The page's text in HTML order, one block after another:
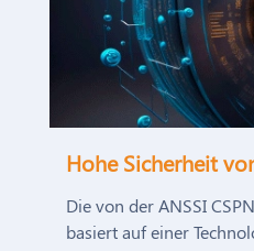
Hohe Sicherheit
Die von der ANSSI
basiert auf einer